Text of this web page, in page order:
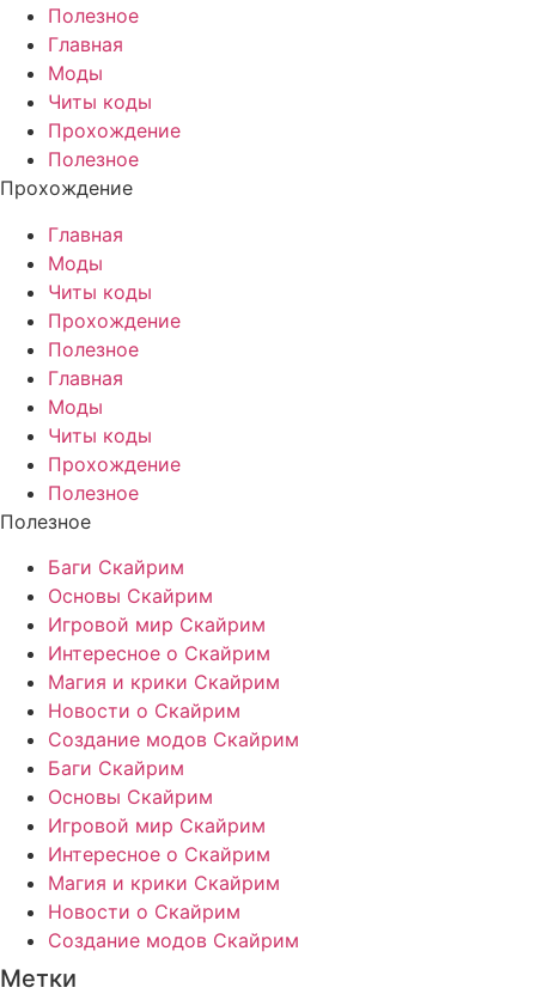
Полезное
Главная
Моды
Читы коды
Прохождение
Полезное
Прохождение
Главная
Моды
Читы коды
Прохождение
Полезное
Главная
Моды
Читы коды
Прохождение
Полезное
Полезное
Баги Скайрим
Основы Скайрим
Игровой мир Скайрим
Интересное о Скайрим
Магия и крики Скайрим
Новости о Скайрим
Создание модов Скайрим
Баги Скайрим
Основы Скайрим
Игровой мир Скайрим
Интересное о Скайрим
Магия и крики Скайрим
Новости о Скайрим
Создание модов Скайрим
Метки